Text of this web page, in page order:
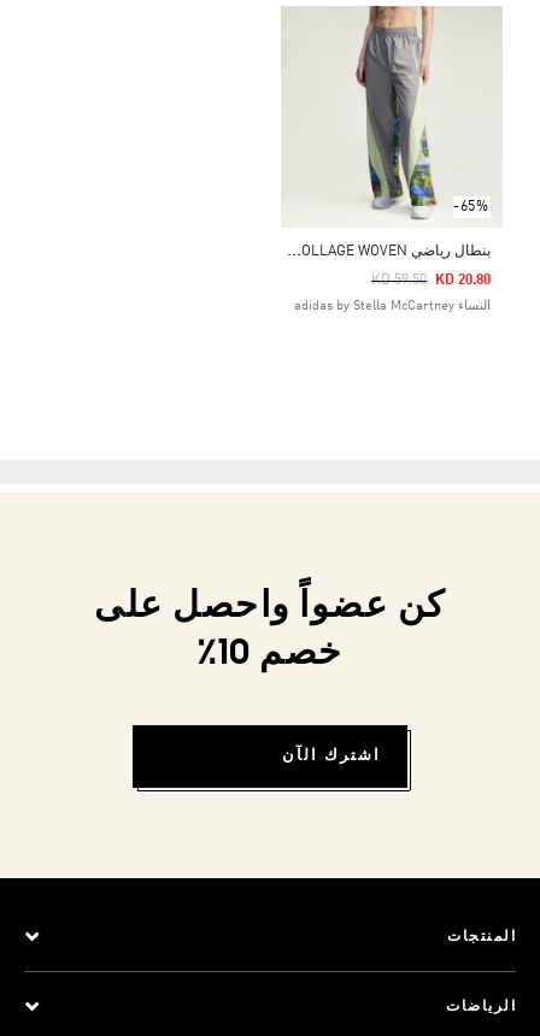
-65%
ب
نطال رياضي ADIDAS BY STELLA MCCARTNEY EARTH COLLAGE WOVEN
Price Reduced From
KD 59.50
To KD 20.80
النساء adidas by Stella McCartney
كن عضواً واحصل على
خصم 10٪
اشترك الآن
المنتجات
الرياضات